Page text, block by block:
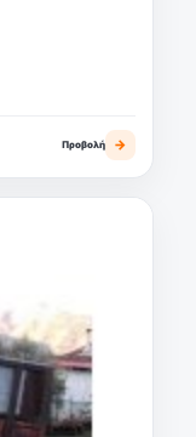
Προβολή →